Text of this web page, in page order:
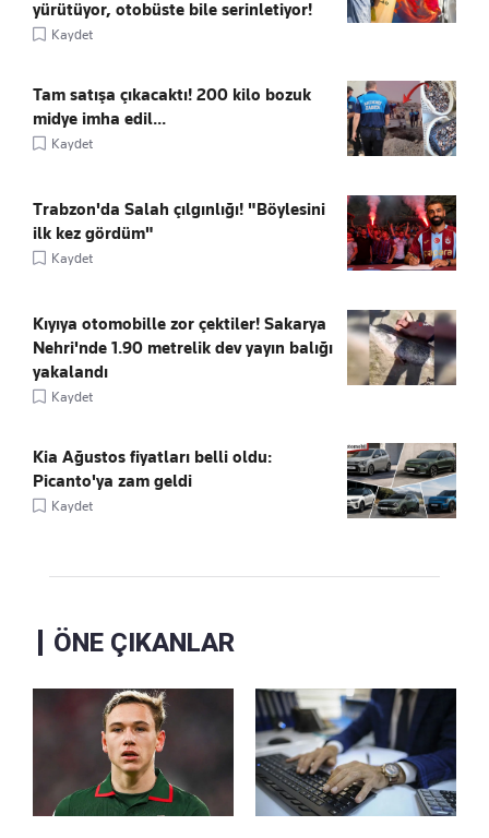
yürütüyor, otobüste bile serinletiyor!
Kaydet
Tam satışa çıkacaktı! 200 kilo bozuk
midye imha edil...
Kaydet
Trabzon'da Salah çılgınlığı! "Böylesini
ilk kez gördüm"
Kaydet
Kıyıya otomobille zor çektiler! Sakarya
Nehri'nde 1.90 metrelik dev yayın balığı
yakalandı
Kaydet
Kia Ağustos fiyatları belli oldu:
Picanto'ya zam geldi
Kaydet
ÖNE ÇIKANLAR